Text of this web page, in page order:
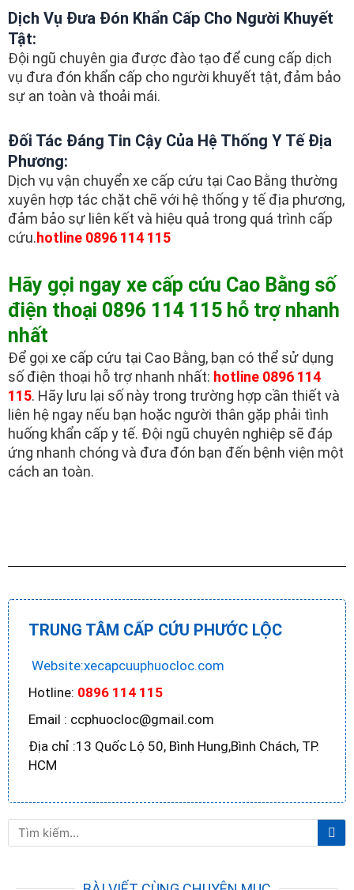
Dịch Vụ Đưa Đón Khẩn Cấp Cho Người Khuyết
Tật:
Đội ngũ chuyên gia được đào tạo để cung cấp dịch
vụ đưa đón khẩn cấp cho người khuyết tật, đảm bảo
sự an toàn và thoải mái.
Đối Tác Đáng Tin Cậy Của Hệ Thống Y Tế Địa
Phương:
Dịch vụ vận chuyển xe cấp cứu tại Cao Bằng thường
xuyên hợp tác chặt chẽ với hệ thống y tế địa phương,
đảm bảo sự liên kết và hiệu quả trong quá trình cấp
cứu.hotline 0896 114 115
Hãy gọi ngay xe cấp cứu Cao Bằng số
điện thoại 0896 114 115 hỗ trợ nhanh
nhất
Để gọi xe cấp cứu tại Cao Bằng, bạn có thể sử dụng
số điện thoại hỗ trợ nhanh nhất: hotline 0896 114
115. Hãy lưu lại số này trong trường hợp cần thiết và
liên hệ ngay nếu bạn hoặc người thân gặp phải tình
huống khẩn cấp y tế. Đội ngũ chuyên nghiệp sẽ đáp
ứng nhanh chóng và đưa đón bạn đến bệnh viện một
cách an toàn.
TRUNG TÂM CẤP CỨU PHƯỚC LỘC
Website:xecapcuuphuocloc.com
Hotline: 0896 114 115
Email : ccphuocloc@gmail.com
Địa chỉ :13 Quốc Lộ 50, Bình Hung,Bình Chách, TP.
HCM
Tìm
kiếm